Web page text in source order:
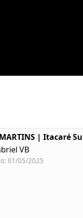
| Itacaré
VB
01/05/2025